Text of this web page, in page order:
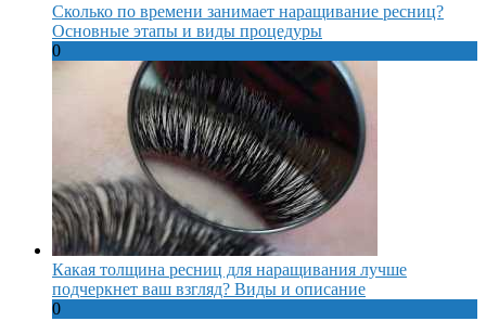
Сколько по времени занимает наращивание ресниц?
Основные этапы и виды процедуры
0
Какая толщина ресниц для наращивания лучше
подчеркнет ваш взгляд? Виды и описание
0